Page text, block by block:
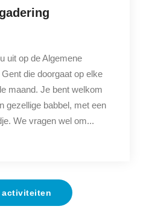
uit op de Algemene
die doorgaat op elke
maand. Je bent welkom
gezellige babbel, met een
We vragen wel om...
activiteiten